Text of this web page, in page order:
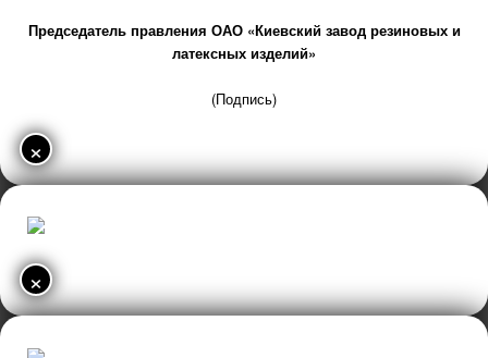
Председатель правления ОАО «Киевский завод резиновых и
латексных изделий»
(Подпись)
×
×